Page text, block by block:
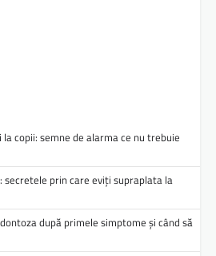
copii: semne de alarma ce nu trebuie
secretele prin care eviți supraplata la
după primele simptome și când să